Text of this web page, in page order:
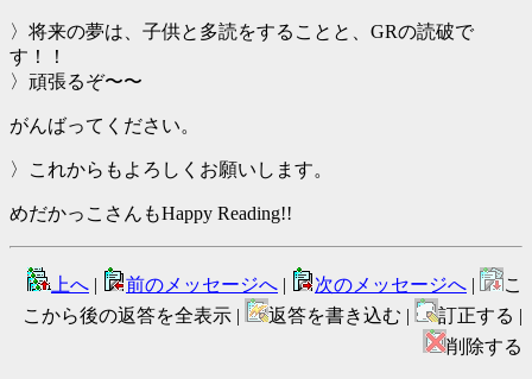
〉将来の夢は、子供と多読をすることと、GRの読破で
す！！
〉頑張るぞ〜〜
がんばってください。
〉これからもよろしくお願いします。
めだかっこさんもHappy Reading!!
上へ | 前のメッセージへ | 次のメッセージへ |
こ
こから後の返答を全表示 |
返答を書き込む |
訂正する |
削除する